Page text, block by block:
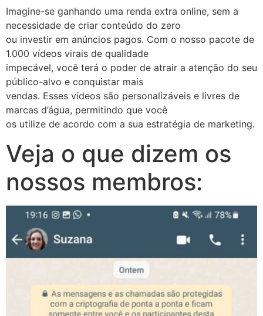
Imagine-se ganhando uma renda extra online, sem a
necessidade de criar conteúdo do zero
ou investir em anúncios pagos. Com o nosso pacote de
1.000 vídeos virais de qualidade
impecável, você terá o poder de atrair a atenção do seu
público-alvo e conquistar mais
vendas. Esses vídeos são personalizáveis e livres de
marcas d’água, permitindo que você
os utilize de acordo com a sua estratégia de marketing.
Veja o que dizem os
nossos membros: